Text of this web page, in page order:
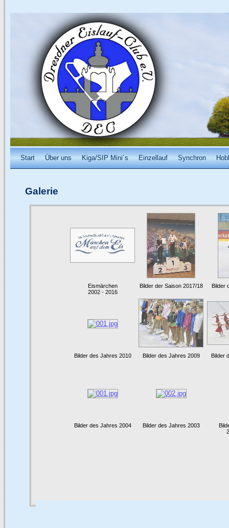
Start Über uns Kiga/SIP Mini´s Einzellauf Synchron
Galerie
Eismärchen
2002 - 2016
Bilder der Saison 2017/18 Bilder
Bilder des Jahres 2010 Bilder des Jahres 2009 Bilder
Bilder des Jahres 2004 Bilder des Jahres 2003